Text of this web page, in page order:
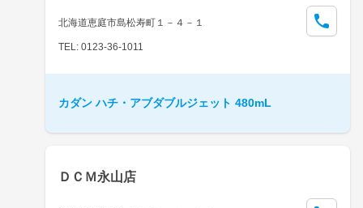
北海道恵庭市島松寿町１－４－１
TEL: 0123-36-1011
カダン ハチ・アブダブルジェット 480mL
ＤＣＭ永山店